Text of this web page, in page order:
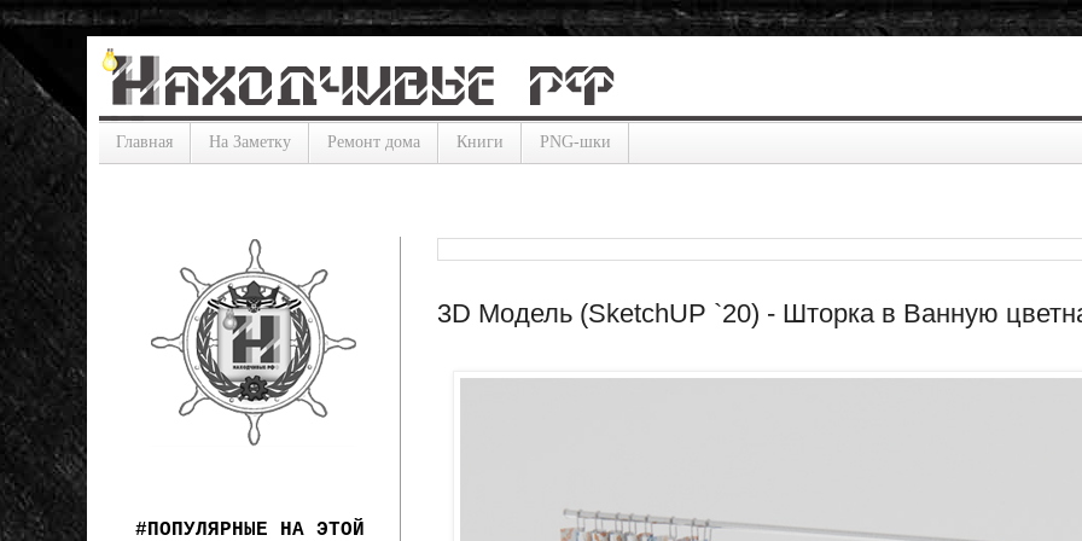
Главная На Заметку Ремонт дома Книги PNG-шки
3D Модель (SketchUP `20) - Шторка в Ванную
#ПОПУЛЯРНЫЕ НА ЭТОЙ